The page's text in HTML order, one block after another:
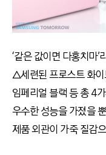
‘같은 값이면 다홍치마
△세련된 프로스트 화
임페리얼 블랙 등 총 4
우수한 성능을 가졌을
제품 외관이 가죽 질감